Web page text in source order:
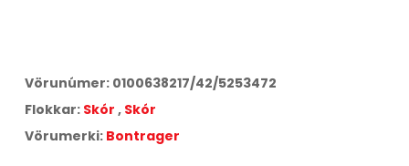
Miðað við greiðslur á17,25% vöxtum.
95kr. færslugjald á mánuði.
Árleg hlutfallstala kostnaður:
Heildarkostnaður:
26.356
Vörunúmer: 0100638217/42/5253472
Flokkar: Skór , Skór
Vörumerki: Bontrager